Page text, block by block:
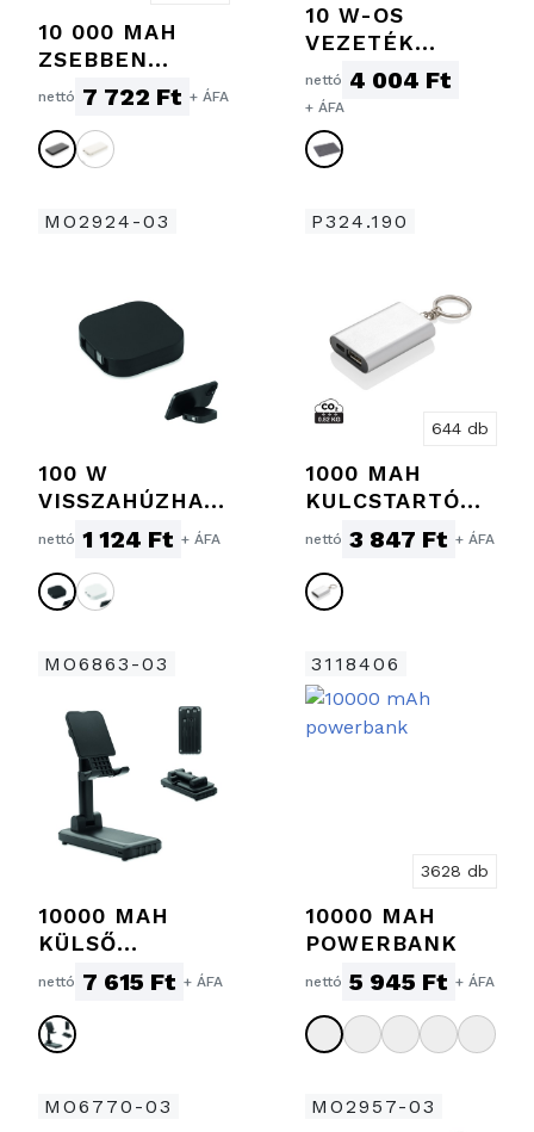
10 000 MAH
ZSEBBEN
HORDHATÓ
POWERBANK
nettó 7 722 Ft + ÁFA
10 W-OS
VEZETÉK
NÉLKÜLI
GYORSTÖLTŐ,
SZÜRKE
nettó 4 004 Ft
+ ÁFA
MO2924-03
100 W
VISSZAHÚZHAT
Ó TÖLTŐKÁBEL
nettó 1 124 Ft + ÁFA
P324.190
644 db
1000 MAH
KULCSTARTÓ
POWERBANK
nettó 3 847 Ft + ÁFA
MO6863-03
10000 MAH
KÜLSŐ
AKKUMULÁTOR
nettó 7 615 Ft + ÁFA
3118406
3628 db
10000 MAH
POWERBANK
nettó 5 945 Ft + ÁFA
MO6770-03 MO2957-03